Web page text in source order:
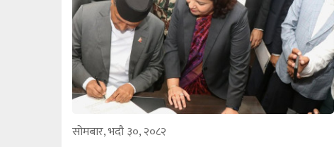
सोमबार, भदौ ३०, २०८२